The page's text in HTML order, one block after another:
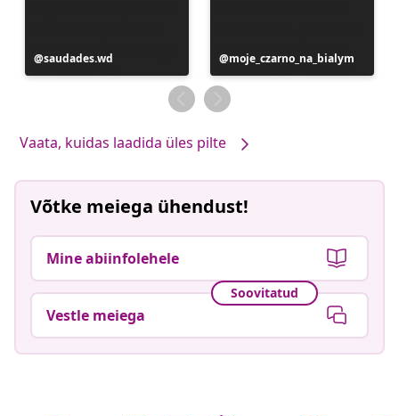
Postitus
avaldatud
saudades.wd
Postitus
avaldatud
moje_czarno_na_bialym
Vaata, kuidas laadida üles pilte
Võtke meiega ühendust!
Mine abiinfolehele
Soovitatud
Vestle meiega